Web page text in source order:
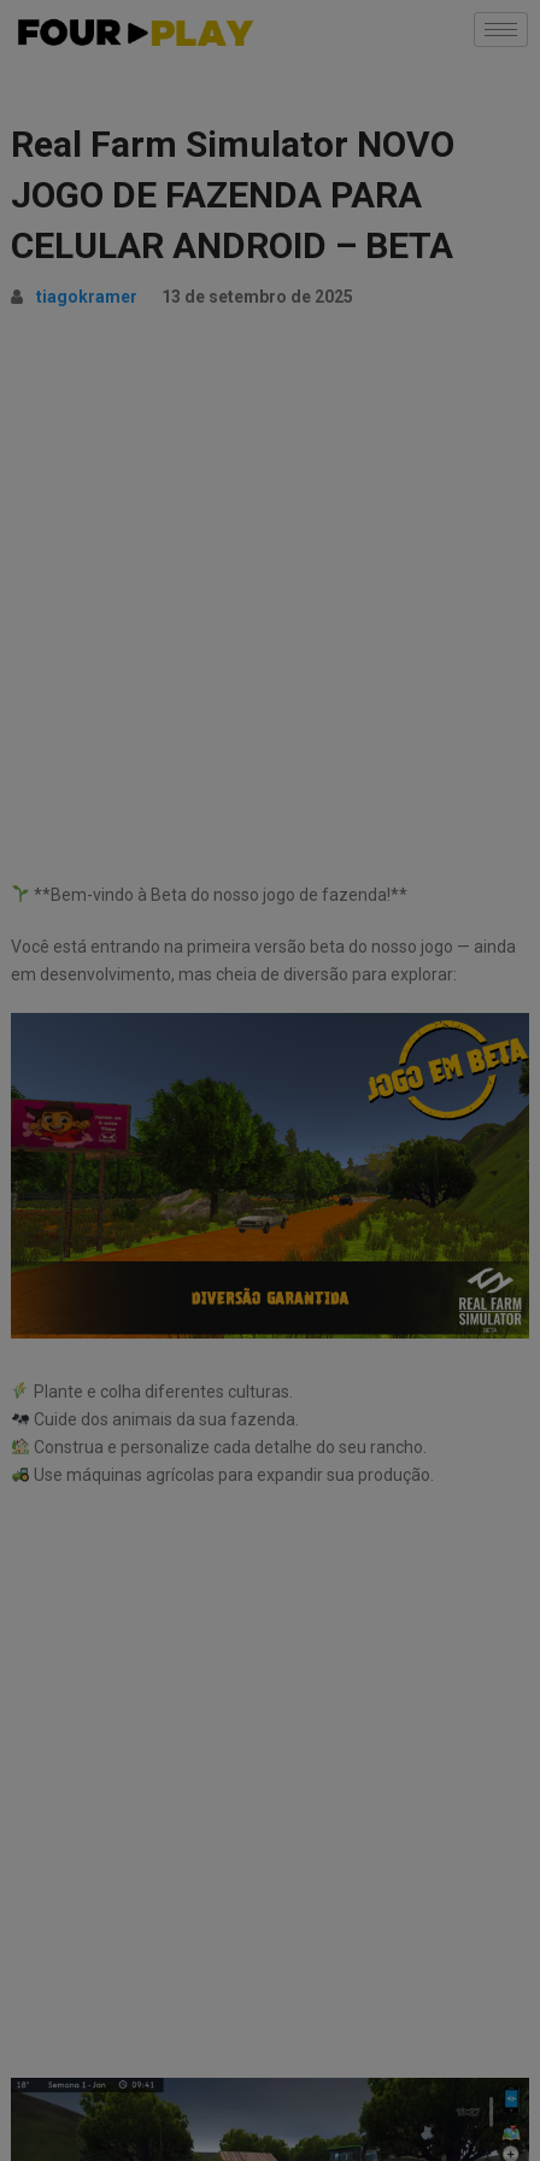
Real Farm Simulator NOVO
JOGO DE FAZENDA PARA
CELULAR ANDROID – BETA
tiagokramer 13 de setembro de 2025
**Bem-vindo à Beta do nosso jogo de fazenda!**
Você está entrando na primeira versão beta do nosso jogo — ainda
em desenvolvimento, mas cheia de diversão para explorar:
Plante e colha diferentes culturas.
Cuide dos animais da sua fazenda.
Construa e personalize cada detalhe do seu rancho.
Use máquinas agrícolas para expandir sua produção.